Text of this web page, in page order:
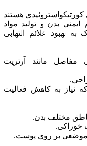
کورتیکواستروئیدی هستند
بدن و تولید مواد
به بهبود علائم التهابی
مفاصل مانند آرتریت
نیاز به کاهش فعالیت
مختلف بدن.
خوراکی.
موضعی بر روی پوست.